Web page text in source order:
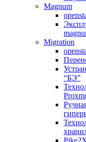
Magnum
Migration
“БЭ”